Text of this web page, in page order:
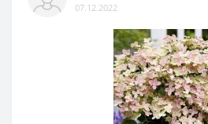
07.12.2022